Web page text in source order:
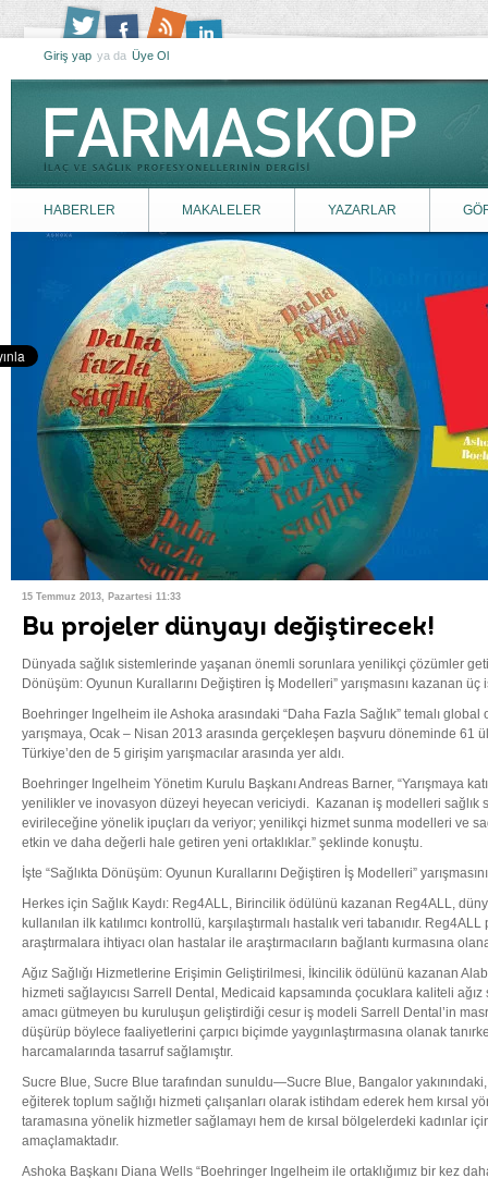
Giriş yap ya da Üye Ol
HABERLER MAKALELER YAZARLAR
15 Temmuz 2013, Pazartesi 11:33
Bu projeler dünyayı değiştirecek!
Dünyada sağlık sistemlerinde yaşanan önemli sorunlara yenilikçi çözümler
Dönüşüm: Oyunun Kurallarını Değiştiren İş Modelleri” yarışmasını kazanan üç
Boehringer Ingelheim ile Ashoka arasındaki “Daha Fazla Sağlık” temalı global
yarışmaya, Ocak – Nisan 2013 arasında gerçekleşen başvuru döneminde 61
Türkiye’den de 5 girişim yarışmacılar arasında yer aldı.
Boehringer Ingelheim Yönetim Kurulu Başkanı Andreas Barner, “Yarışmaya
yenilikler ve inovasyon düzeyi heyecan vericiydi. Kazanan iş modelleri sağlık
evirileceğine yönelik ipuçları da veriyor; yenilikçi hizmet sunma modelleri ve
etkin ve daha değerli hale getiren yeni ortaklıklar.” şeklinde konuştu.
İşte “Sağlıkta Dönüşüm: Oyunun Kurallarını Değiştiren İş Modelleri”
Herkes için Sağlık Kaydı: Reg4ALL, Birincilik ödülünü kazanan Reg4ALL,
kullanılan ilk katılımcı kontrollü, karşılaştırmalı hastalık veri tabanıdır.
araştırmalara ihtiyacı olan hastalar ile araştırmacıların bağlantı kurmasına
Ağız Sağlığı Hizmetlerine Erişimin Geliştirilmesi, İkincilik ödülünü kazanan
hizmeti sağlayıcısı Sarrell Dental, Medicaid kapsamında çocuklara kaliteli ağız
amacı gütmeyen bu kuruluşun geliştirdiği cesur iş modeli Sarrell Dental’in
düşürüp böylece faaliyetlerini çarpıcı biçimde yaygınlaştırmasına olanak
harcamalarında tasarruf sağlamıştır.
Sucre Blue, Sucre Blue tarafından sunuldu—Sucre Blue, Bangalor
eğiterek toplum sağlığı hizmeti çalışanları olarak istihdam ederek hem kırsal
taramasına yönelik hizmetler sağlamayı hem de kırsal bölgelerdeki kadınlar
amaçlamaktadır.
Ashoka Başkanı Diana Wells “Boehringer Ingelheim ile ortaklığımız bir kez